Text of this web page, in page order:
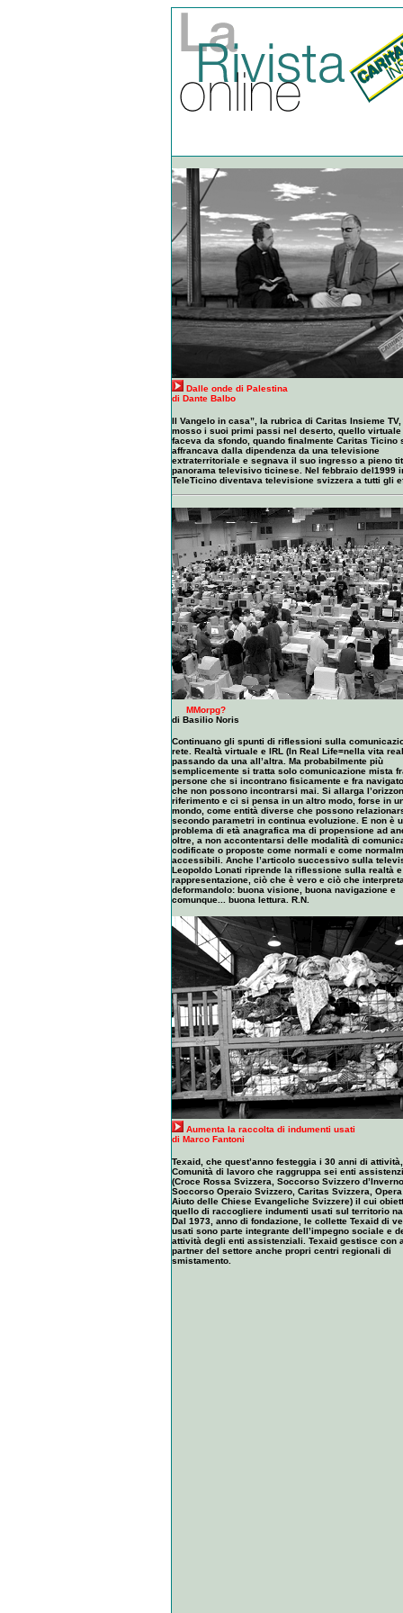
Dalle onde di Palestina
di Dante Balbo
Il Vangelo in casa”, la rubrica di Caritas Insieme TV,
mosso i suoi primi passi nel deserto, quello virtuale
faceva da sfondo, quando finalmente Caritas Ticino
affrancava dalla dipendenza da una televisione
extraterritoriale e segnava il suo ingresso a pieno
panorama televisivo ticinese. Nel febbraio del1999
TeleTicino diventava televisione svizzera a tutti gli
MMorpg?
di Basilio Noris
Continuano gli spunti di riflessioni sulla
rete. Realtà virtuale e IRL (In Real Life=nella vita
passando da una all’altra. Ma probabilmente più
semplicemente si tratta solo comunicazione mista
persone che si incontrano fisicamente e fra
che non possono incontrarsi mai. Si allarga
riferimento e ci si pensa in un altro modo, forse in
mondo, come entità diverse che possono
secondo parametri in continua evoluzione. E non è
problema di età anagrafica ma di propensione ad
oltre, a non accontentarsi delle modalità di
codificate o proposte come normali e come
accessibili. Anche l’articolo successivo sulla
Leopoldo Lonati riprende la riflessione sulla realtà
rappresentazione, ciò che è vero e ciò che
deformandolo: buona visione, buona navigazione e
comunque... buona lettura. R.N.
Aumenta la raccolta di indumenti usati
di Marco Fantoni
Texaid, che quest’anno festeggia i 30 anni di
Comunità di lavoro che raggruppa sei enti
(Croce Rossa Svizzera, Soccorso Svizzero
Soccorso Operaio Svizzero, Caritas Svizzera,
Aiuto delle Chiese Evangeliche Svizzere) il cui
quello di raccogliere indumenti usati sul territorio
Dal 1973, anno di fondazione, le collette Texaid di
usati sono parte integrante dell’impegno sociale e
attività degli enti assistenziali. Texaid gestisce con
partner del settore anche propri centri regionali di
smistamento.